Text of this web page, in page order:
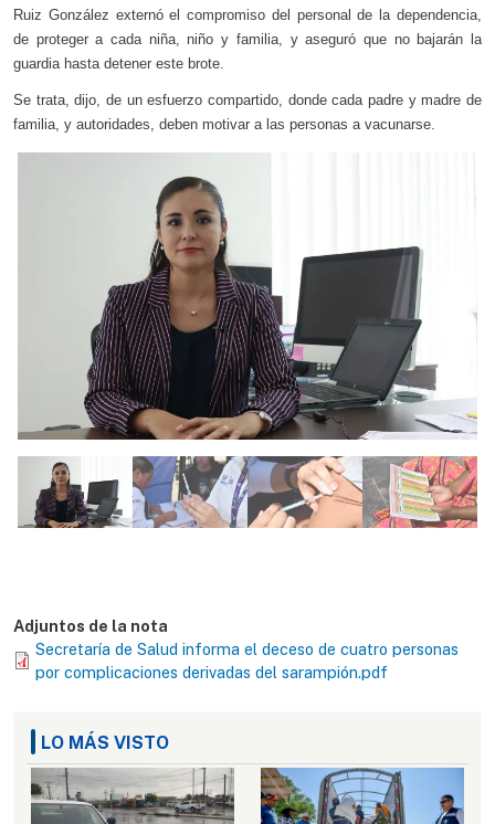
Ruiz González externó el compromiso del personal de la dependencia,
de proteger a cada niña, niño y familia, y aseguró que no bajarán la
guardia hasta detener este brote.
Se trata, dijo, de un esfuerzo compartido, donde cada padre y madre de
familia, y autoridades, deben motivar a las personas a vacunarse.
Adjuntos de la nota
Secretaría de Salud informa el deceso de cuatro personas
por complicaciones derivadas del sarampión.pdf
LO MÁS VISTO